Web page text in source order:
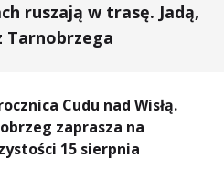
ruszają w trasę. Jadą,
Tarnobrzega
Cudu nad Wisłą.
zaprasza na
15 sierpnia